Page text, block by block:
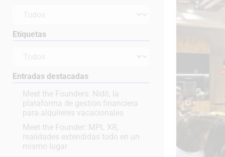
Etíquetas
Entradas destacadas
Meet the Founders: Nidô, la
plataforma de gestión financiera
para alquileres vacacionales
Meet the Founder: MPL XR,
realidades extendidas todo en un
mismo lugar